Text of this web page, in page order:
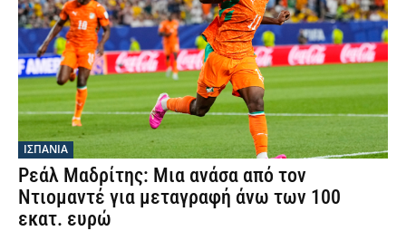
ΙΣΠΑΝΙΑ
Ρεάλ Μαδρίτης: Μια ανάσα από τον
Ντιομαντέ για μεταγραφή άνω των 100
εκατ. ευρώ